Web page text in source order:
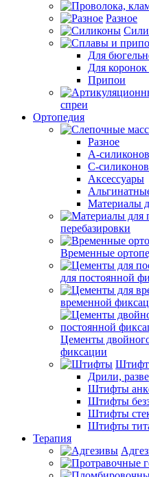
Разное
Для
Для
Припои
спреи
Ортопедия
Разное
А-
С-
Аксессуары
Материалы
перебазировки
Временные
для постоянной
временной
Цементы
фиксации
Дрили,
Штифты
Штифты
Штифты
Штифты
Терапия